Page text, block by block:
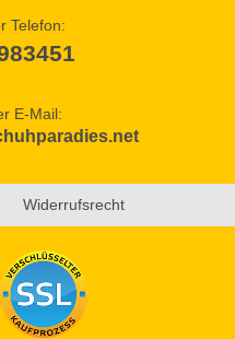
Telefon:
E-Mail:
Widerrufsrecht